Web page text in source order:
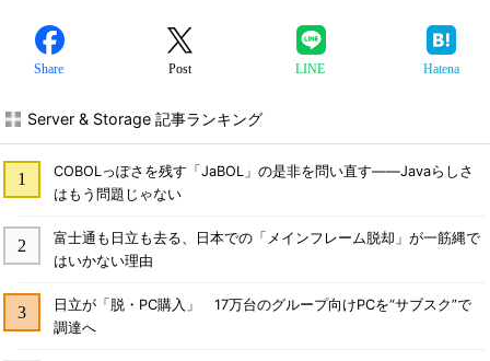
Share Post LINE Hatena
Server & Storage 記事ランキング
COBOLっぽさを残す「JaBOL」の是非を問い直す――Javaらしさ
はもう問題じゃない
富士通も日立も去る、日本での「メインフレーム脱却」が一筋縄で
はいかない理由
日立が「脱・PC購入」 17万台のグループ向けPCを“サブスク”で
調達へ